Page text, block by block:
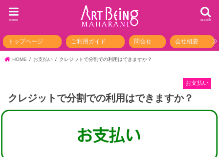
search
menu
トップページ ご利用ガイド 問合せ 会社概要
HOME お支払い クレジットで分割での利用はできますか？
お支払い
クレジットで分割での利用はできますか？